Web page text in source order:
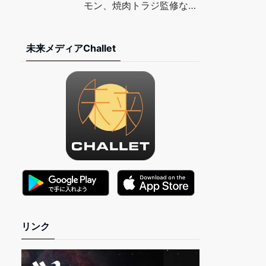
TIMES
モン、焼肉トラジ監修など
未来メディアChallet
リンク